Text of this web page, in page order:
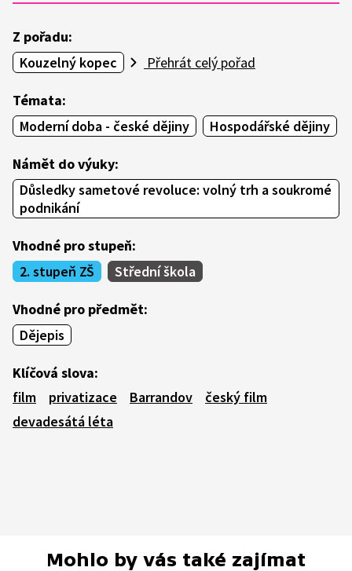
Z pořadu:
Kouzelný kopec
Přehrát celý pořad
Témata:
Moderní doba - české dějiny
Hospodářské dějiny
Námět do výuky:
Důsledky sametové revoluce: volný trh a soukromé
podnikání
Vhodné pro stupeň:
2. stupeň ZŠ
Střední škola
Vhodné pro předmět:
Dějepis
Klíčová slova:
film
privatizace Barrandov
český film
devadesátá léta
Mohlo by vás také zajímat